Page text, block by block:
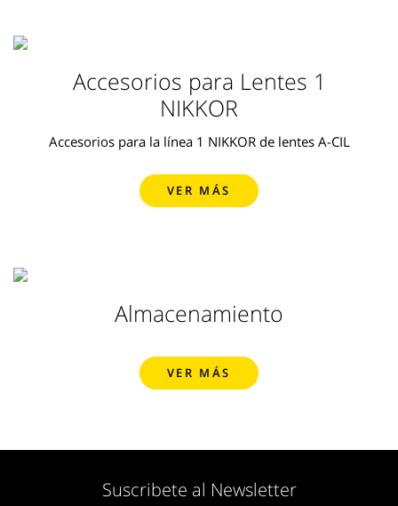
Accesorios para Lentes 1
NIKKOR
Accesorios para la línea 1 NIKKOR de lentes A-CIL
VER MÁS
Almacenamiento
VER MÁS
Suscribete al Newsletter